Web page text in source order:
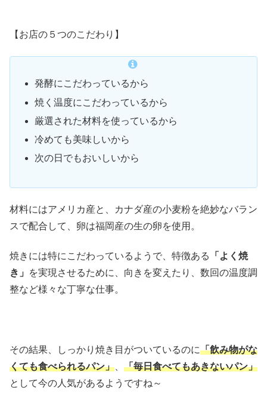
【お店の５つのこだわり】
発酵にこだわっているから
焼く温度にこだわっているから
厳選された材料を使っているから
冷めても美味しいから
次の日でもおいしいから
材料にはアメリカ産と、カナダ産の小麦粉を絶妙なバラン
スで配合して、卵は福岡産の生の卵を使用。
焼きには特にこだわっているようで、特徴ある
「よく焼
き」
を実現させるために、向きを変えたり、数回の温度調
整など様々な丁寧な仕事。
その結果、しっかり焼き目がついているのに「飲み物がな
くても食べられるパン」
「毎日食べてもあきないパン」
として今の人気があるようですね～